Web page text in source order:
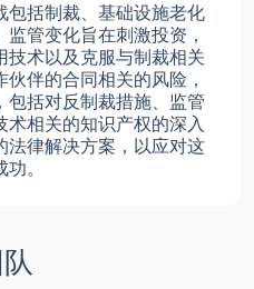
包括制裁、基础设施老化
管变化旨在刺激投资，
技术以及克服与制裁相关
伴的合同相关的风险，
包括对反制裁措施、监管
术相关的知识产权的深入
法律解决方案，以应对这
。